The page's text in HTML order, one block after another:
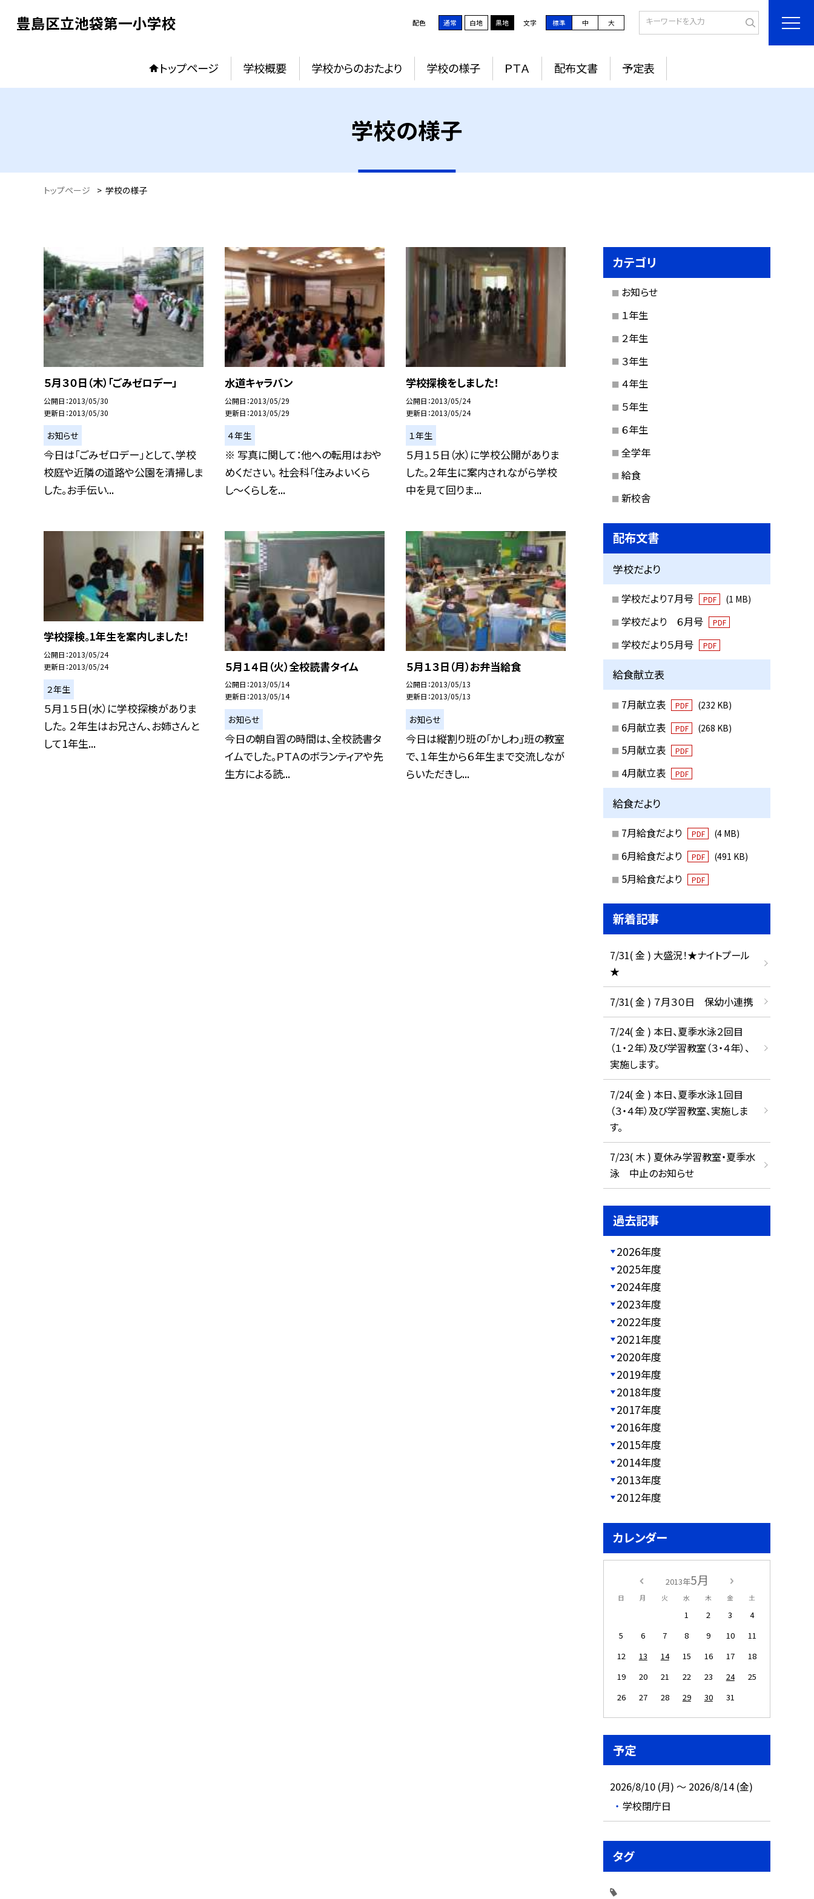
豊島区立池袋第一小学校 配色 通常 白地 黒地 文字 標準 中 大
トップページ 学校概要 学校からのおたより 学校の様子 ＰＴＡ 配布文書 予定表
学校の様子
トップページ > 学校の様子
５月３０日（木）「ごみゼロデー」
公開日 2013/05/30
更新日 2013/05/30
お知らせ
今日は「ごみゼロデー」として、学校
校庭や近隣の道路や公園を清掃しま
した。お手伝い...
水道キャラバン
公開日 2013/05/29
更新日 2013/05/29
４年生
※ 写真に関して：他への転用はおや
めください。 社会科「住みよいくら
し〜くらしを...
学校探検をしました！
公開日 2013/05/24
更新日 2013/05/24
１年生
５月１５日（水）に学校公開がありま
した。２年生に案内されながら学校
中を見て回りま...
学校探検。1年生を案内しました！
公開日 2013/05/24
更新日 2013/05/24
２年生
５月１５日(水）に学校探検がありま
した。 ２年生はお兄さん、お姉さんと
して1年生...
５月１４日（火）全校読書タイム
公開日 2013/05/14
更新日 2013/05/14
お知らせ
今日の朝自習の時間は、全校読書タ
イムでした。ＰＴＡのボランティアや先
生方による読...
５月１３日（月）お弁当給食
公開日 2013/05/13
更新日 2013/05/13
お知らせ
今日は縦割り班の「かしわ」班の教室
で、１年生から６年生まで交流しなが
らいただきし...
カテゴリ
お知らせ
１年生
２年生
３年生
４年生
５年生
６年生
全学年
給食
新校舎
配布文書
学校だより
学校だより７月号 PDF (1 MB)
学校だより ６月号 PDF
学校だより５月号 PDF
給食献立表
7月献立表 PDF (232 KB)
6月献立表 PDF (268 KB)
5月献立表 PDF
4月献立表 PDF
給食だより
7月給食だより PDF (4 MB)
6月給食だより PDF (491 KB)
5月給食だより PDF
新着記事
7/31( 金 ) 大盛況！★ナイトプール
★
7/31( 金 ) ７月３０日 保幼小連携
7/24( 金 ) 本日、夏季水泳２回目
（１・２年）及び学習教室（３・４年）、
実施します。
7/24( 金 ) 本日、夏季水泳１回目
（３・４年）及び学習教室、実施しま
す。
7/23( 木 ) 夏休み学習教室・夏季水
泳 中止のお知らせ
過去記事
2026年度
2025年度
2024年度
2023年度
2022年度
2021年度
2020年度
2019年度
2018年度
2017年度
2016年度
2015年度
2014年度
2013年度
2012年度
カレンダー
2013年5月
日 月 火 水 木 金 土
1 2 3
4
5
6 7 8 9 10
11
12
13 14 15 16 17
18
19
20 21 22 23 24
25
26
27 28 29 30 31
予定
2026/8/10 (月) ～ 2026/8/14 (金)
学校閉庁日
タグ